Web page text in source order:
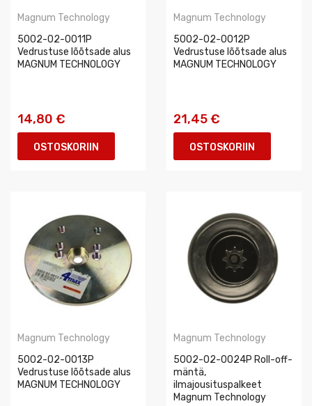
Magnum Technology
5002-02-0011P
Vedrustuse lõõtsade alus
MAGNUM TECHNOLOGY
14,80 €
OSTOSKORIIN
Magnum Technology
5002-02-0012P
Vedrustuse lõõtsade alus
MAGNUM TECHNOLOGY
21,45 €
OSTOSKORIIN
Magnum Technology
5002-02-0013P
Vedrustuse lõõtsade alus
MAGNUM TECHNOLOGY
Magnum Technology
5002-02-0024P Roll-off-
mäntä,
ilmajousituspalkeet
Magnum Technology